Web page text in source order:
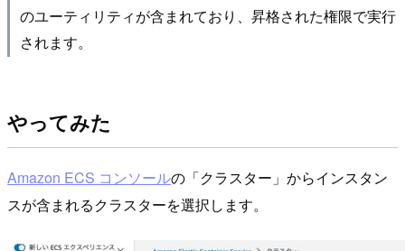
のユーティリティが含まれており、昇格された権限で実行
されます。
やってみた
Amazon ECS コンソールの「クラスター」からインスタン
スが含まれるクラスターを選択します。